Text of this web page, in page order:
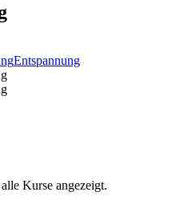
Entspannung
Kurse angezeigt.